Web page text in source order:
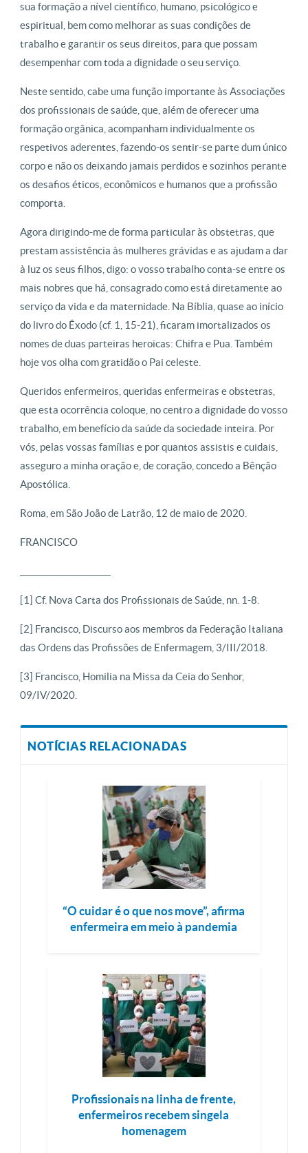
sua formação a nível científico, humano, psicológico e
espiritual, bem como melhorar as suas condições de
trabalho e garantir os seus direitos, para que possam
desempenhar com toda a dignidade o seu serviço.
Neste sentido, cabe uma função importante às Associações
dos profissionais de saúde, que, além de oferecer uma
formação orgânica, acompanham individualmente os
respetivos aderentes, fazendo-os sentir-se parte dum único
corpo e não os deixando jamais perdidos e sozinhos perante
os desafios éticos, econômicos e humanos que a profissão
comporta.
Agora dirigindo-me de forma particular às obstetras, que
prestam assistência às mulheres grávidas e as ajudam a dar
à luz os seus filhos, digo: o vosso trabalho conta-se entre os
mais nobres que há, consagrado como está diretamente ao
serviço da vida e da maternidade. Na Bíblia, quase ao início
do livro do Êxodo (cf. 1, 15-21), ficaram imortalizados os
nomes de duas parteiras heroicas: Chifra e Pua. Também
hoje vos olha com gratidão o Pai celeste.
Queridos enfermeiros, queridas enfermeiras e obstetras,
que esta ocorrência coloque, no centro a dignidade do vosso
trabalho, em benefício da saúde da sociedade inteira. Por
vós, pelas vossas famílias e por quantos assistis e cuidais,
asseguro a minha oração e, de coração, concedo a Bênção
Apostólica.
Roma, em São João de Latrão, 12 de maio de 2020.
FRANCISCO
[1] Cf. Nova Carta dos Profissionais de Saúde, nn. 1-8.
[2] Francisco, Discurso aos membros da Federação Italiana
das Ordens das Profissões de Enfermagem, 3/III/2018.
[3] Francisco, Homilia na Missa da Ceia do Senhor,
09/IV/2020.
NOTÍCIAS RELACIONADAS
“O cuidar é o que nos move”, afirma
enfermeira em meio à pandemia
Profissionais na linha de frente,
enfermeiros recebem singela
homenagem